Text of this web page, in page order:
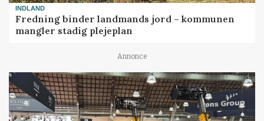
INDLAND
Fredning binder landmands jord – kommunen
mangler stadig plejeplan
Annonce